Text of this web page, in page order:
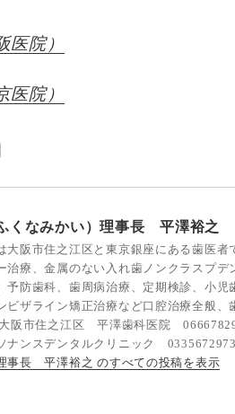
院）
院）
くなみかい）理事長 平澤裕之
大阪市住之江区と東京銀座にある歯医者
治療、金属のない入れ歯ノンクラスプデ
予防歯科、歯周病治療、定期検診、小児
ビザライン矯正治療など口腔治療全般、
大阪市住之江区 平澤歯科医院
ンスデンタルクリニック 0335672973
事長 平澤裕之 のすべての投稿を表示